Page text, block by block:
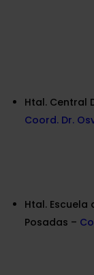
Htal. Central
Coord. Dr.
Htal. Escuela
Posadas –